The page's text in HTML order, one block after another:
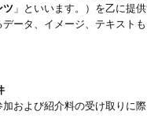
ツ 」といいます。）を乙に提
ータ、イメージ、テキス
および紹介料の受け取りに